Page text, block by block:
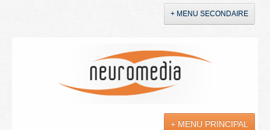
+ MENU SECONDAIRE
+ MENU PRINCIPAL